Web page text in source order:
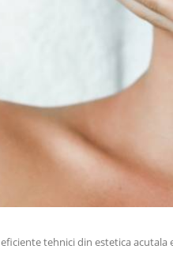
tehnici din estetica